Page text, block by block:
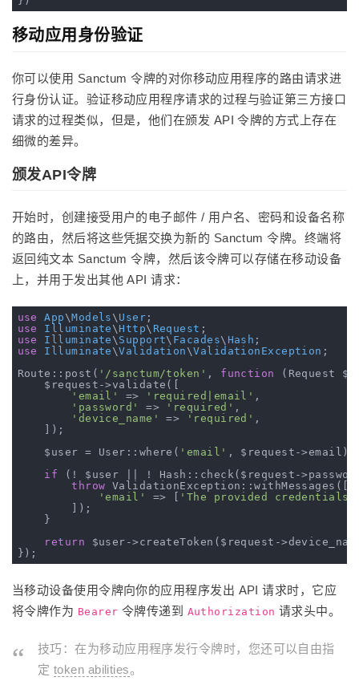
移动应用身份验证
你可以使用 Sanctum 令牌的对你移动应用程序的路由请求进
行身份认证。验证移动应用程序请求的过程与验证第三方接口
请求的过程类似，但是，他们在颁发 API 令牌的方式上存在
细微的差异。
颁发API令牌
开始时，创建接受用户的电子邮件 / 用户名、密码和设备名称
的路由，然后将这些凭据交换为新的 Sanctum 令牌。终端将
返回纯文本 Sanctum 令牌，然后该令牌可以存储在移动设备
上，并用于发出其他 API 请求：
use App \Models \ User
use
Illuminate \ Http\ Request
use
Illuminate \ Support\ Facades\ Hash
use
Illuminate \Validation \ValidationException ;
Route::post( '/sanctum/token' , function
(Request
    $request->validate([
'email'
=> 'required|email' ,
'password'
=> 'required' ,
'device_name'
=> 'required' ,
    ]);
    $user = User::where(
'email' , $request-
if (! $user || ! Hash::check($request-
throw ValidationException::withMessages([
'email'
=> [
'The provided
        ]);
    }
return $user->createToken($request-
当移动设备使用令牌向你的应用程序发出 API 请求时，它应
将令牌作为 Bearer 令牌传递到 Authorization 请求头中。
技巧：在为移动应用程序发行令牌时，您还可以自由指
定 token abilities。